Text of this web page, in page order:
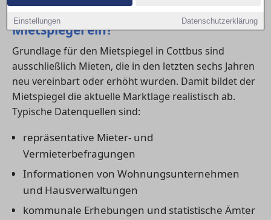
Einstellungen Datenschutzerklärung
1) Welche Daten fließen in den
Mietspiegel ein?
Grundlage für den Mietspiegel in Cottbus sind
ausschließlich Mieten, die in den letzten sechs Jahren
neu vereinbart oder erhöht wurden. Damit bildet der
Mietspiegel die aktuelle Marktlage realistisch ab.
Typische Datenquellen sind:
repräsentative Mieter- und
Vermieterbefragungen
Informationen von Wohnungsunternehmen
und Hausverwaltungen
kommunale Erhebungen und statistische Ämter